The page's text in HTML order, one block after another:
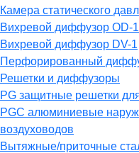
Камера статического
Вихревой диффузор OD-
Вихревой диффузор DV-1
Перфорированный
Решетки и диффузоры
PG защитные решетки
PGC алюминиевые
воздуховодов
Вытяжные/приточные